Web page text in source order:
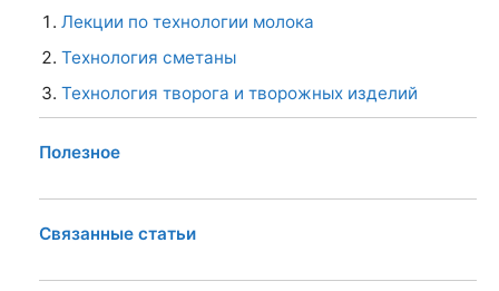
Лекции по технологии молока
Технология сметаны
Технология творога и творожных изделий
Полезное
Связанные статьи